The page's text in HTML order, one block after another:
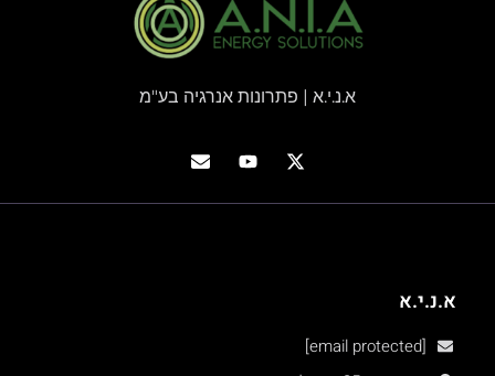
א.נ.י.א | פתרונות אנרגיה בע"מ
א.נ.י.א
[email protected]